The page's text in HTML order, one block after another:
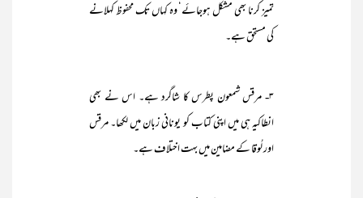
تمیز کرنا بھی مشکل ہوجائے‘ وہ کہاں تک محفوظ کہلانے
کی مستحق ہے۔
۳- مرقس شمعون پطرس کا شاگرد ہے۔ اس نے بھی
انطاکیہ ہی میں اپنی کتاب کو یونانی زبان میں لکھا۔ مرقس
اور لُوقا کے مضامین میں بہت اختلاف ہے۔